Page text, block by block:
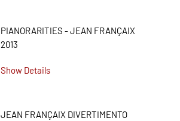
PIANORARITIES - JEAN FRANÇAIX
2013
Show Details
JEAN FRANÇAIX DIVERTIMENTO